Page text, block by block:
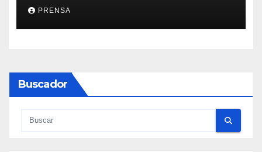
PRENSA
Buscador